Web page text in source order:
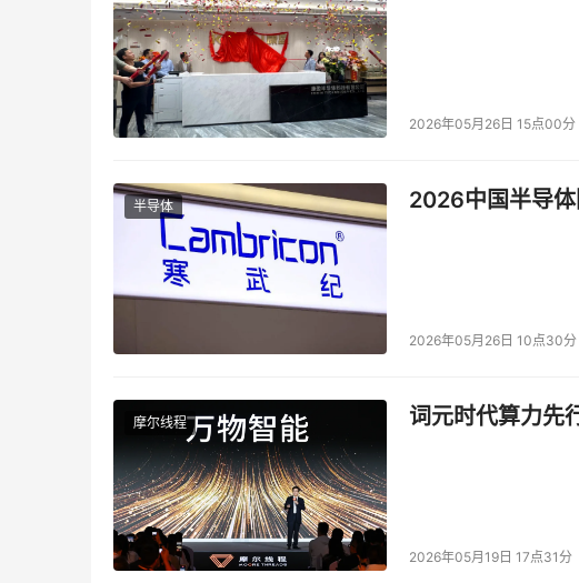
在项目立项时，要有明确的目标。如企业要进行ERP项目
周期;最好能够详细的调研，列举需要通过ERP软件解决的
重组的风险，等等。是好是坏，让一把手心中都有准备。
不了打击。那CIO的饭碗也就保不住了。
的，只要CIO一点拨，一把手就可以明了;现在的问题是，
到挫折或者失败时，双方都会后悔。如20/80原则，无论
可以当企业的一把手，对这一管理的基本原则，也已经深
心中有数，不会过度的去要求信息化软件去管理控制企业
们自己不用管理企业的所有工作一样。世界经理人CIO频
无论是哪种领导，对于CIO来说，都是一个挑战，同时也
领导打交道时，CIO就游刃有余了。
其实，现在CIO的角色已经在逐渐转变，技术已经不在是
本文来源于DOIT传媒，文章内容仅供参考，不构成投资建议。
2026年05月26日 15点00分
半导体 2026中国半导
2026年05月26日 10点30分
摩尔线程 词元时代算力先
2026年05月19日 17点31分